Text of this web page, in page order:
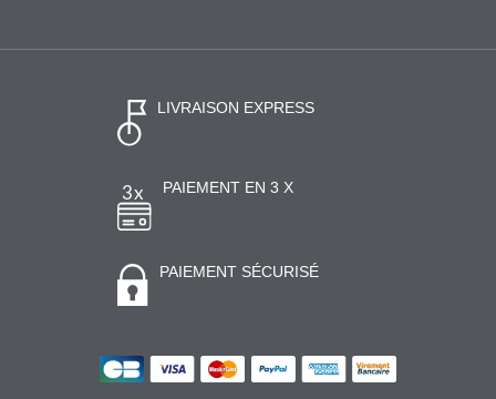
LIVRAISON EXPRESS
PAIEMENT EN 3 X
PAIEMENT SÉCURISÉ